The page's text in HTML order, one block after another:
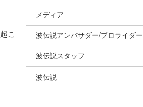
こ
Naoya Kimoto
mitsuteru Kamio
Yasunari Inoue
Yoshiyuki Obata
メディア
SURFMEDIA
Colors MAGAZINE
WAVAL
波伝説アンバサダー/プロライダー
福島寿実子
中浦“JET”章
波伝説スタッフ
☆加藤
波伝説